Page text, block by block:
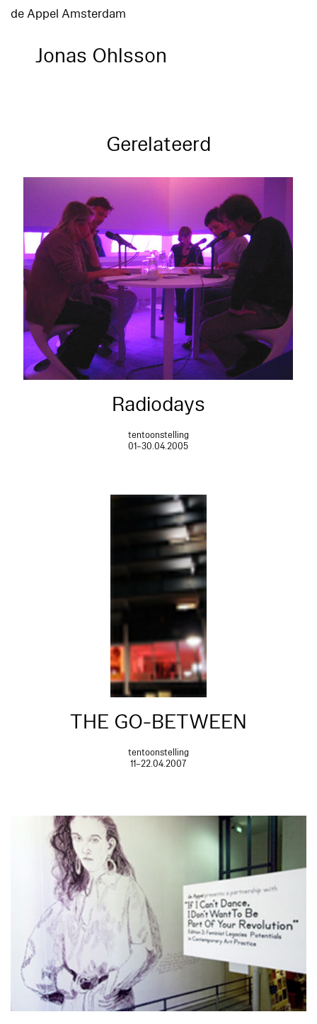
de Appel Amsterdam
Jonas Ohlsson
Gerelateerd
Radiodays
tentoonstelling
01–30.04.2005
THE GO-BETWEEN
tentoonstelling
11–22.04.2007